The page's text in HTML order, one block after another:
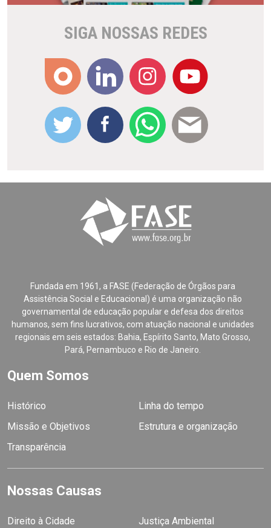
SIGA NOSSAS REDES
Fundada em 1961, a FASE (Federação de Órgãos para
Assistência Social e Educacional) é uma organização não
governamental de educação popular e defesa dos direitos
humanos, sem fins lucrativos, com atuação nacional e unidades
regionais em seis estados: Bahia, Espírito Santo, Mato Grosso,
Pará, Pernambuco e Rio de Janeiro.
Quem Somos
Histórico
Linha do tempo
Missão e Objetivos
Estrutura e organização
Transparência
Nossas Causas
Direito à Cidade
Justiça Ambiental